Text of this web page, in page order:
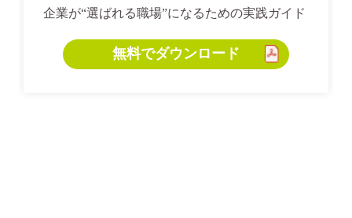
企業が“選ばれる職場”になるための実践ガイド
無料でダウンロード